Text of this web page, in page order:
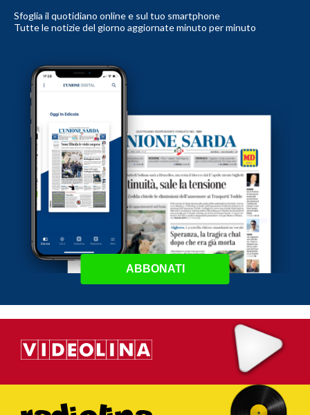
Sfoglia il quotidiano online e sul tuo smartphone
Tutte le notizie del giorno aggiornate minuto per minuto
ABBONATI